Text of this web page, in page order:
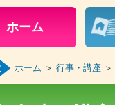
ホーム
ホーム ＞ 行事・講座 ＞